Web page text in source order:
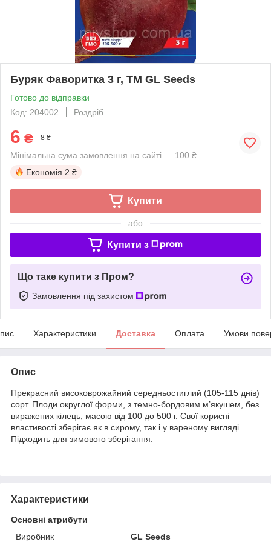
Буряк Фаворитка 3 г, TM GL Seeds
Готово до відправки
Код: 204002
Роздріб
6 ₴ 8 ₴
Мінімальна сума замовлення на сайті — 100 ₴
Економія 2 ₴
Купити
або
Купити з
Що таке купити з Пром?
Замовлення під захистом
Характеристики Доставка Оплата Умови
Опис
Прекрасний високоврожайний середньостиглий (105-115 днів)
сорт. Плоди округлої форми, з темно-бордовим м’якушем, без
виражених кілець, масою від 100 до 500 г. Свої корисні
властивості зберігає як в сирому, так і у вареному вигляді.
Підходить для зимового зберігання.
Характеристики
Основні атрибути
Виробник
GL Seeds